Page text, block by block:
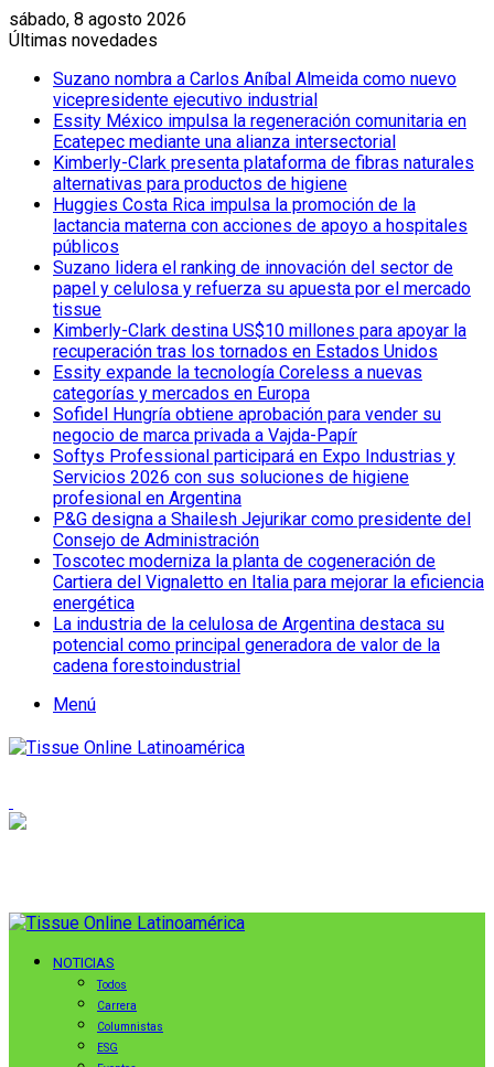
sábado, 8 agosto 2026
Últimas novedades
Suzano nombra a Carlos Aníbal Almeida como nuevo
vicepresidente ejecutivo industrial
Essity México impulsa la regeneración comunitaria en
Ecatepec mediante una alianza intersectorial
Kimberly-Clark presenta plataforma de fibras naturales
alternativas para productos de higiene
Huggies Costa Rica impulsa la promoción de la
lactancia materna con acciones de apoyo a hospitales
públicos
Suzano lidera el ranking de innovación del sector de
papel y celulosa y refuerza su apuesta por el mercado
tissue
Kimberly-Clark destina US$10 millones para apoyar la
recuperación tras los tornados en Estados Unidos
Essity expande la tecnología Coreless a nuevas
categorías y mercados en Europa
Sofidel Hungría obtiene aprobación para vender su
negocio de marca privada a Vajda-Papír
Softys Professional participará en Expo Industrias y
Servicios 2026 con sus soluciones de higiene
profesional en Argentina
P&G designa a Shailesh Jejurikar como presidente del
Consejo de Administración
Toscotec moderniza la planta de cogeneración de
Cartiera del Vignaletto en Italia para mejorar la eficiencia
energética
La industria de la celulosa de Argentina destaca su
potencial como principal generadora de valor de la
cadena forestoindustrial
Menú
NOTICIAS
Todos
Carrera
Columnistas
ESG